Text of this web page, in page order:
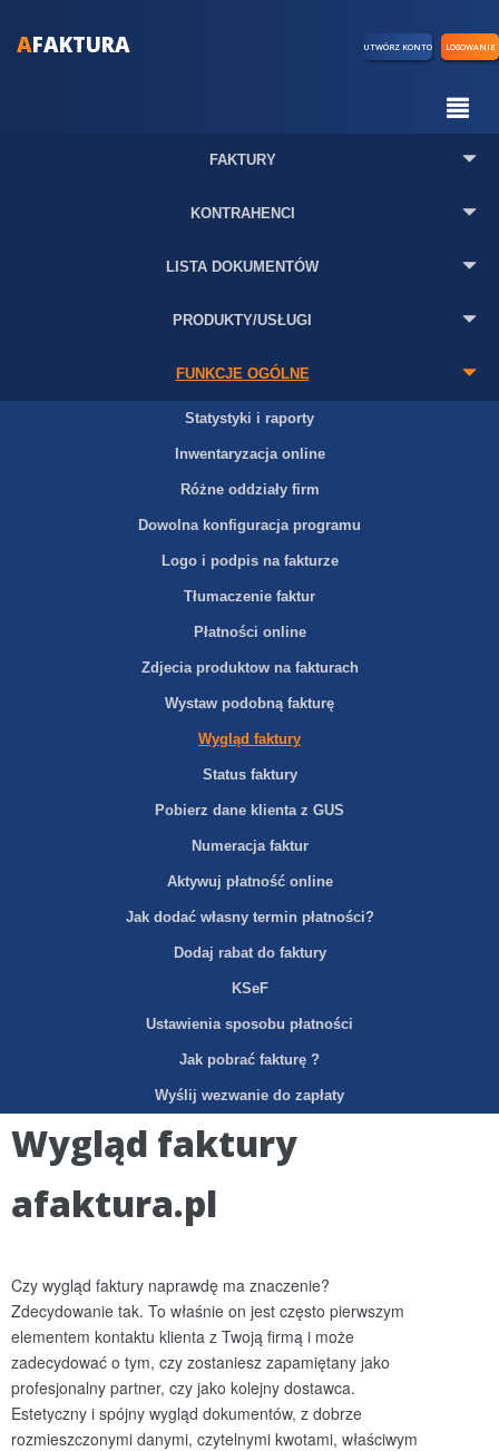
AFAKTURA UTWÓRZ KONTO LOGOWANIE
FAKTURY
KONTRAHENCI
LISTA DOKUMENTÓW
PRODUKTY/USŁUGI
FUNKCJE OGÓLNE
Statystyki i raporty
Inwentaryzacja online
Różne oddziały firm
Dowolna konfiguracja programu
Logo i podpis na fakturze
Tłumaczenie faktur
Płatności online
Zdjecia produktow na fakturach
Wystaw podobną fakturę
Wygląd faktury
Status faktury
Pobierz dane klienta z GUS
Numeracja faktur
Aktywuj płatność online
Jak dodać własny termin płatności?
Dodaj rabat do faktury
KSeF
Ustawienia sposobu płatności
Jak pobrać fakturę ?
Wyślij wezwanie do zapłaty
Wygląd faktury
afaktura.pl
Czy wygląd faktury naprawdę ma znaczenie?
Zdecydowanie tak. To właśnie on jest często pierwszym
elementem kontaktu klienta z Twoją firmą i może
zadecydować o tym, czy zostaniesz zapamiętany jako
profesjonalny partner, czy jako kolejny dostawca.
Estetyczny i spójny wygląd dokumentów, z dobrze
rozmieszczonymi danymi, czytelnymi kwotami, właściwym